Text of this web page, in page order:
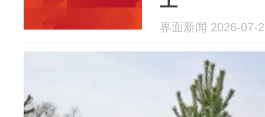
界面新闻 2026-07-